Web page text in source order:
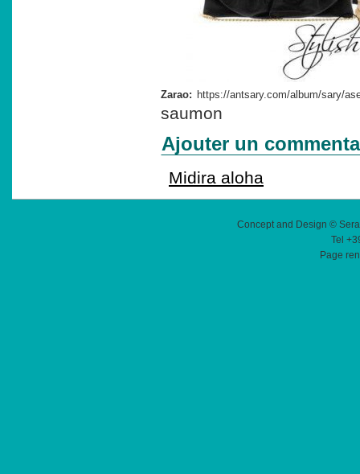
Zarao:
saumon
Ajouter un
Midira aloha
Concept and Design ©
Tel
Page